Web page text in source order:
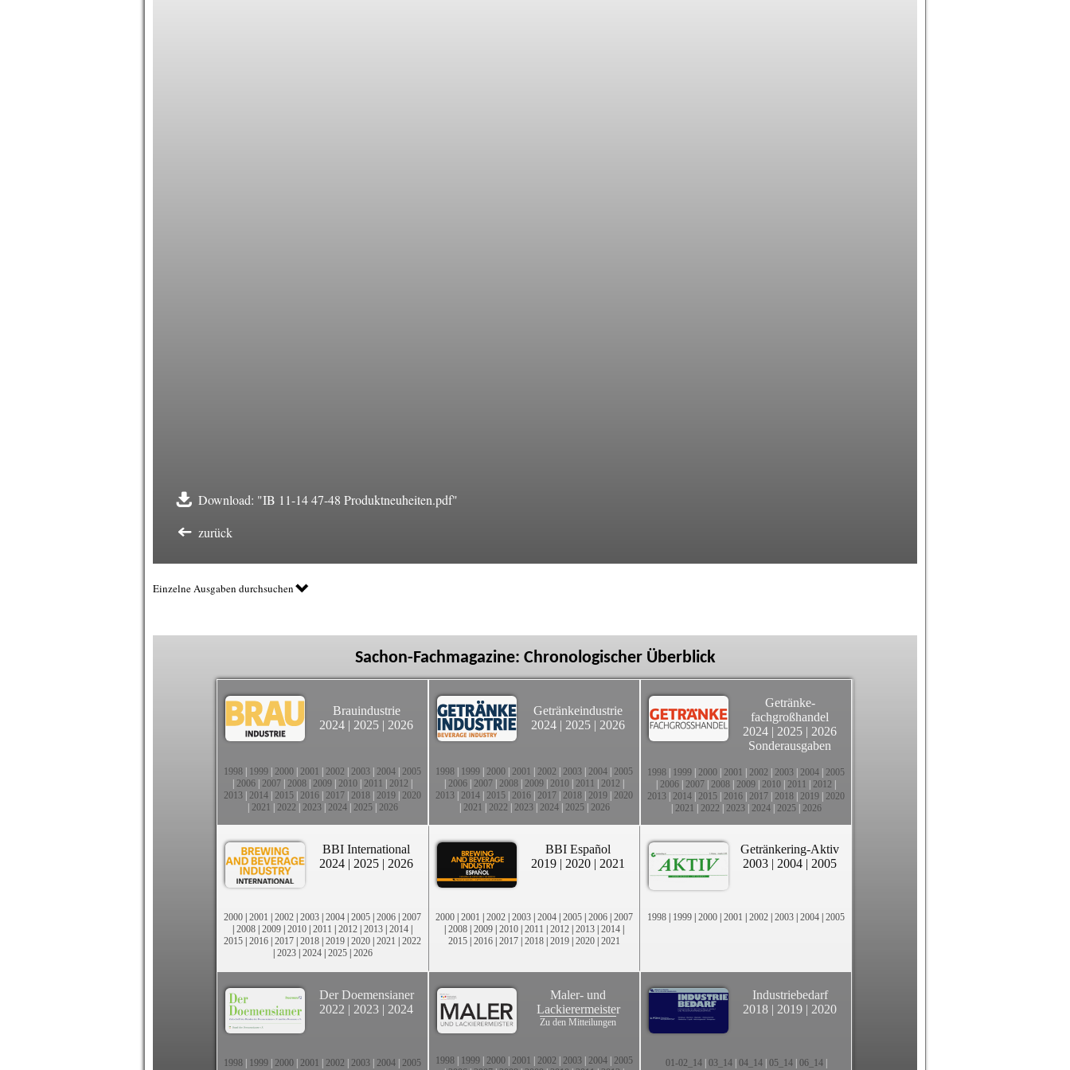
Download: "IB 11-14 47-48 Produktneuheiten.pdf"
zurück
Einzelne Ausgaben durchsuchen
Sachon-Fachmagazine: Chronologischer Überblick
Brauindustrie
2024 | 2025 | 2026
1998 1999 2000 2001 2002 2003 2004 2005
2006 2007 2008 2009 2010 2011 2012
2013 2014 2015 2016 2017 2018 2019 2020
2021 2022 2023| 2024| 2025| 2026
Getränkeindustrie
2024 | 2025 | 2026
1998 1999 2000 2001 2002 2003 2004 2005
2006 2007 2008 2009 2010 2011 2012
2013 2014 2015 2016 2017 2018 2019 2020
2021 2022 2023| 2024| 2025| 2026
Getränke-
fachgroßhandel
2024 | 2025 | 2026
Sonderausgaben
1998 1999 2000 2001 2002 2003 2004 2005
2006 2007 2008 2009 2010 2011 2012
2013 2014 2015 2016 2017 2018 2019 2020
2021 2022 2023| 2024| 2025| 2026
BBI International
2024 | 2025 | 2026
2000 | 2001 | 2002 | 2003 | 2004 | 2005 | 2006 | 2007
| 2008 | 2009 | 2010 | 2011 | 2012 | 2013 | 2014 |
2015 | 2016 | 2017 | 2018 | 2019 | 2020 | 2021 | 2022
| 2023| 2024| 2025| 2026
BBI Español
2019 | 2020 | 2021
2000 | 2001 | 2002 | 2003 | 2004 | 2005 | 2006 | 2007
| 2008 | 2009 | 2010 | 2011 | 2012 | 2013 | 2014 |
2015 | 2016 | 2017 | 2018 | 2019 | 2020 | 2021
Getränkering-Aktiv
2003 | 2004 | 2005
1998 | 1999 | 2000 | 2001 | 2002 | 2003 | 2004 | 2005
Der Doemensianer
2022 | 2023 | 2024
1998 1999 2000 2001 2002 2003 2004 2005
Maler- und
Lackierermeister
Zu den Mitteilungen
1998 1999 2000 2001 2002 2003 2004 2005
Industriebedarf
2018 | 2019 | 2020
01-02_14| 03_14| 04_14| 05_14| 06_14|